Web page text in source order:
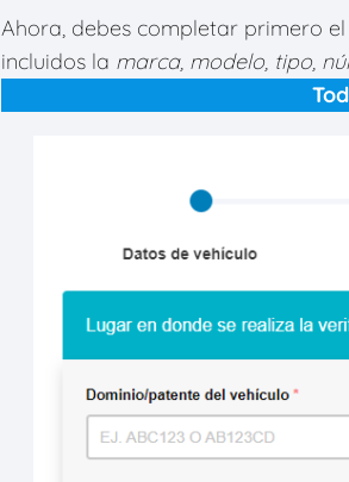
Ahora, debes completar primero el
incluidos la marca, modelo, tipo,